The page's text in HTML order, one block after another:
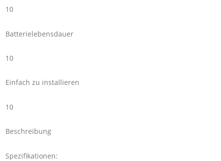
10
Batterielebensdauer
10
Einfach zu installieren
10
Beschreibung
Spezifikationen: